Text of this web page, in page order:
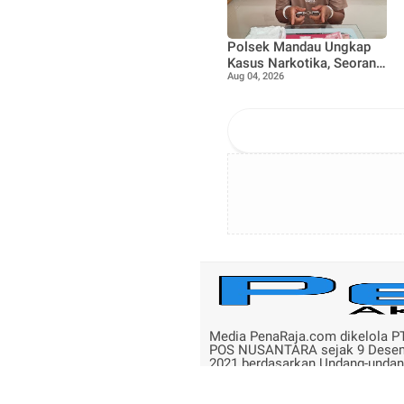
Polsek Mandau Ungkap
Kasus Narkotika, Seorang
Pria Diamankan dengan
Aug 04, 2026
Media PenaRaja.com dikelola
POS NUSANTARA sejak 9
2021 berdasarkan Undang-